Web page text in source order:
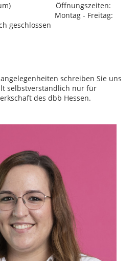
Öffnungszeiten:
Main Montag - Freitag:
geschlossen
schreiben Sie uns
selbstverständlich nur für
des dbb Hessen.